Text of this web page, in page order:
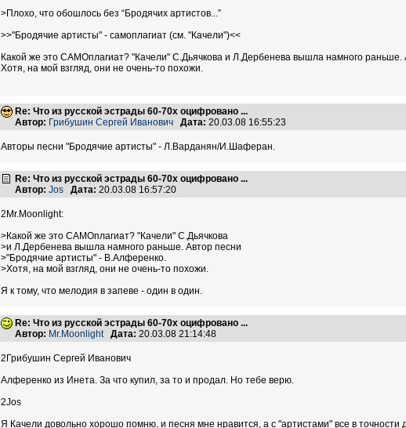
>Плохо, что обошлось без “Бродячих артистов...”
>>"Бродячие артисты" - самоплагиат (см. "Качели")<<
Какой же это САМОплагиат? "Качели" С.Дьячкова и Л.Дербенева вышла намного
Хотя, на мой взгляд, они не очень-то похожи.
Re: Что из русской эстрады 60-70х оцифровано ...
Автор: Грибушин Сергей Иванович Дата: 20.03.08 16:55:23
Авторы песни "Бродячие артисты" - Л.Варданян/И.Шаферан.
Re: Что из русской эстрады 60-70х оцифровано ...
Автор: Jos Дата: 20.03.08 16:57:20
2Mr.Moonlight:
>Какой же это САМОплагиат? "Качели" С.Дьячкова
>и Л.Дербенева вышла намного раньше. Автор песни
>"Бродячие артисты" - В.Алференко.
>Хотя, на мой взгляд, они не очень-то похожи.
Я к тому, что мелодия в запеве - один в один.
Re: Что из русской эстрады 60-70х оцифровано ...
Автор: Mr.Moonlight Дата: 20.03.08 21:14:48
2Грибушин Сергей Иванович
Алференко из Инета. За что купил, за то и продал. Но тебе верю.
2Jos
Я Качели довольно хорошо помню, и песня мне нравится, а с "артистами" все в